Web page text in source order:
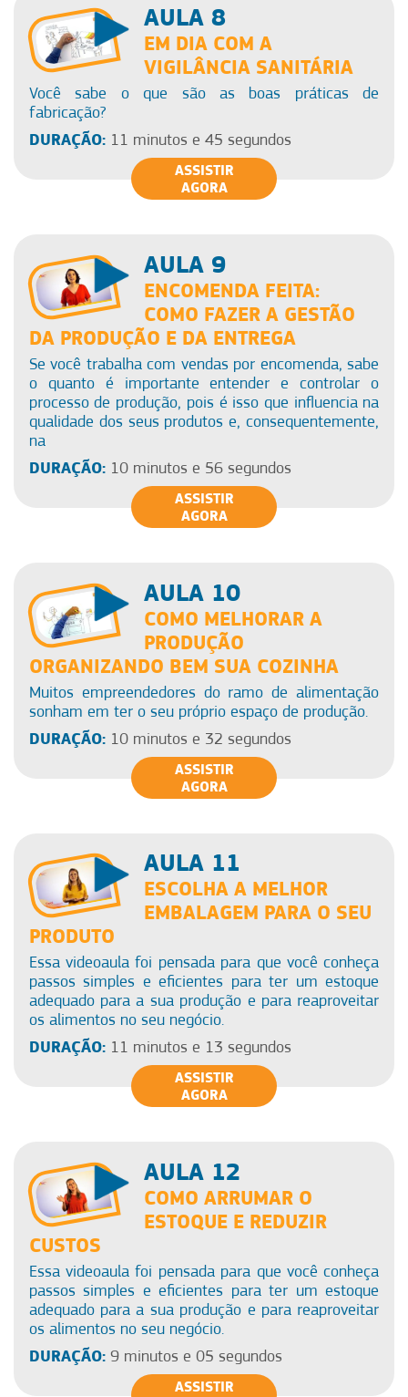
AULA 8
EM DIA COM A
VIGILÂNCIA SANITÁRIA
Você sabe o que são as boas práticas de
fabricação?
DURAÇÃO:11 minutos e 45 segundos
ASSISTIR
AGORA
AULA 9
ENCOMENDA FEITA:
COMO FAZER A GESTÃO
DA PRODUÇÃO E DA ENTREGA
Se você trabalha com vendas por encomenda, sabe
o quanto é importante entender e controlar o
processo de produção, pois é isso que influencia na
qualidade dos seus produtos e, consequentemente,
na
DURAÇÃO:10 minutos e 56 segundos
ASSISTIR
AGORA
AULA 10
COMO MELHORAR A
PRODUÇÃO
ORGANIZANDO BEM SUA COZINHA
Muitos empreendedores do ramo de alimentação
sonham em ter o seu próprio espaço de produção.
DURAÇÃO:10 minutos e 32 segundos
ASSISTIR
AGORA
AULA 11
ESCOLHA A MELHOR
EMBALAGEM PARA O SEU
PRODUTO
Essa videoaula foi pensada para que você conheça
passos simples e eficientes para ter um estoque
adequado para a sua produção e para reaproveitar
os alimentos no seu negócio.
DURAÇÃO:11 minutos e 13 segundos
ASSISTIR
AGORA
AULA 12
COMO ARRUMAR O
ESTOQUE E REDUZIR
CUSTOS
Essa videoaula foi pensada para que você conheça
passos simples e eficientes para ter um estoque
adequado para a sua produção e para reaproveitar
os alimentos no seu negócio.
DURAÇÃO:9 minutos e 05 segundos
ASSISTIR